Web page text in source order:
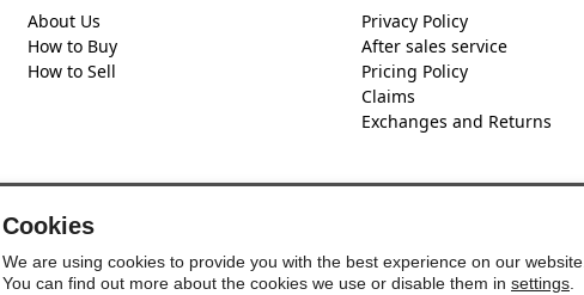
About Us
How to Buy
How to Sell
Privacy Policy
After sales service
Pricing Policy
Claims
Exchanges and Returns
Cookies
We are using cookies to provide you with the best experience on our website.
You can find out more about the cookies we use or disable them in settings